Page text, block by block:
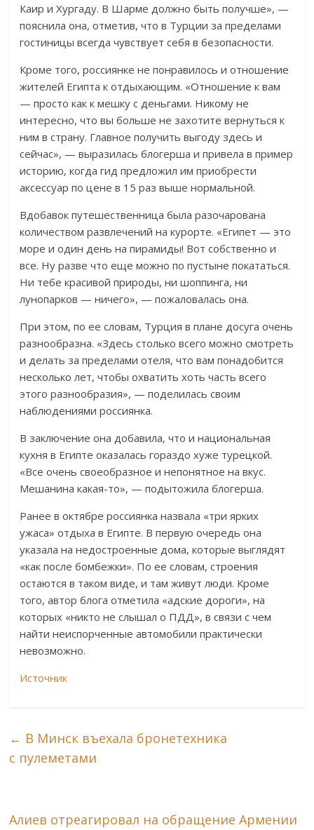
Каир и Хургаду. В Шарме должно быть получше», —
пояснила она, отметив, что в Турции за пределами
гостиницы всегда чувствует себя в безопасности.
Кроме того, россиянке не понравилось и отношение
жителей Египта к отдыхающим. «Отношение к вам
— просто как к мешку с деньгами. Никому не
интересно, что вы больше не захотите вернуться к
ним в страну. Главное получить выгоду здесь и
сейчас», — выразилась блогерша и привела в пример
историю, когда гид предложил им приобрести
аксессуар по цене в 15 раз выше нормальной.
Вдобавок путешественница была разочарована
количеством развлечений на курорте. «Египет — это
море и один день на пирамиды! Вот собственно и
все. Ну разве что еще можно по пустыне покататься.
Ни тебе красивой природы, ни шоппинга, ни
лунопарков — ничего», — пожаловалась она.
При этом, по ее словам, Турция в плане досуга очень
разнообразна. «Здесь столько всего можно смотреть
и делать за пределами отеля, что вам понадобится
несколько лет, чтобы охватить хоть часть всего
этого разнообразия», — поделилась своим
наблюдениями россиянка.
В заключение она добавила, что и национальная
кухня в Египте оказалась гораздо хуже турецкой.
«Все очень своеобразное и непонятное на вкус.
Мешанина какая-то», — подытожила блогерша.
Ранее в октябре россиянка назвала «три ярких
ужаса» отдыха в Египте. В первую очередь она
указала на недостроенные дома, которые выглядят
«как после бомбежки». По ее словам, строения
остаются в таком виде, и там живут люди. Кроме
того, автор блога отметила «адские дороги», на
которых «никто не слышал о ПДД», в связи с чем
найти неиспорченные автомобили практически
невозможно.
Источник
← В Минск въехала бронетехника
с пулеметами
Алиев отреагировал на обращение Армении